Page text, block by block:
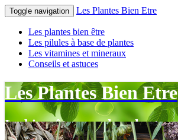
Toggle navigation Les Plantes Bien Etre
Les plantes bien être
Les pilules à base de plantes
Les vitamines et mineraux
Conseils et astuces
Les Plantes Bien Etre
Le bien-être par les plantes